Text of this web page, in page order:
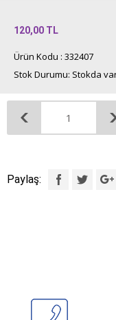
120,00 TL
Ürün Kodu : 332407
Stok Durumu: Stokda
Paylaş: